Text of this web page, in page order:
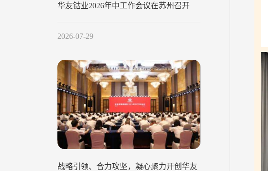
华友钴业2026年中工作会议在苏州召开
2026-07-29
战略引领、合力攻坚，凝心聚力开创华友